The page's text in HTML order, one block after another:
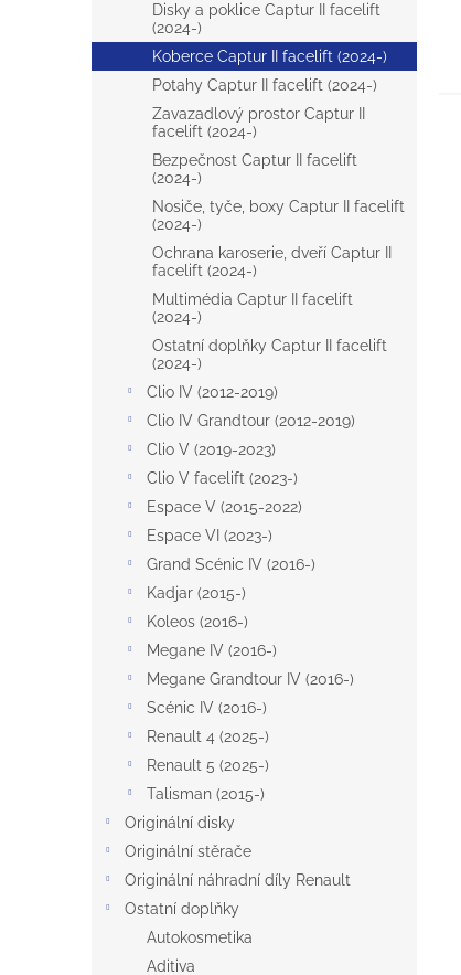
Disky a poklice Captur II facelift
(2024-)
Koberce Captur II facelift (2024-)
Potahy Captur II facelift (2024-)
Zavazadlový prostor Captur II
facelift (2024-)
Bezpečnost Captur II facelift
(2024-)
Nosiče, tyče, boxy Captur II facelift
(2024-)
Ochrana karoserie, dveří Captur II
facelift (2024-)
Multimédia Captur II facelift
(2024-)
Ostatní doplňky Captur II facelift
(2024-)
Clio IV (2012-2019)
Clio IV Grandtour (2012-2019)
Clio V (2019-2023)
Clio V facelift (2023-)
Espace V (2015-2022)
Espace VI (2023-)
Grand Scénic IV (2016-)
Kadjar (2015-)
Koleos (2016-)
Megane IV (2016-)
Megane Grandtour IV (2016-)
Scénic IV (2016-)
Renault 4 (2025-)
Renault 5 (2025-)
Talisman (2015-)
Originální disky
Originální stěrače
Originální náhradní díly Renault
Ostatní doplňky
Autokosmetika
Aditiva